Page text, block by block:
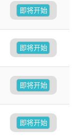
即将开始
即将开始
即将开始
即将开始